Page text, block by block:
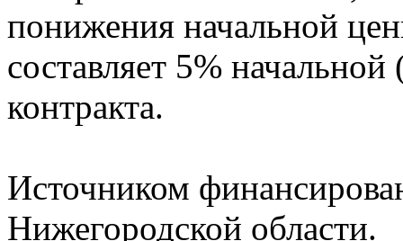
понижения начальной
составляет 5%
контракта.
Источником
Нижегородской области.